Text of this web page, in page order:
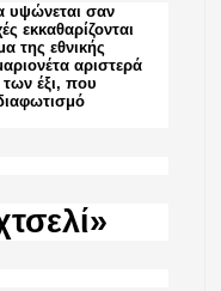
υψώνεται σαν
εκκαθαρίζονται
της εθνικής
αριστερά
έξι, που